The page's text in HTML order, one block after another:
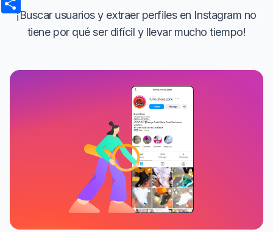
¡Buscar usuarios y extraer perfiles en Instagram no
tiene por qué ser difícil y llevar mucho tiempo!